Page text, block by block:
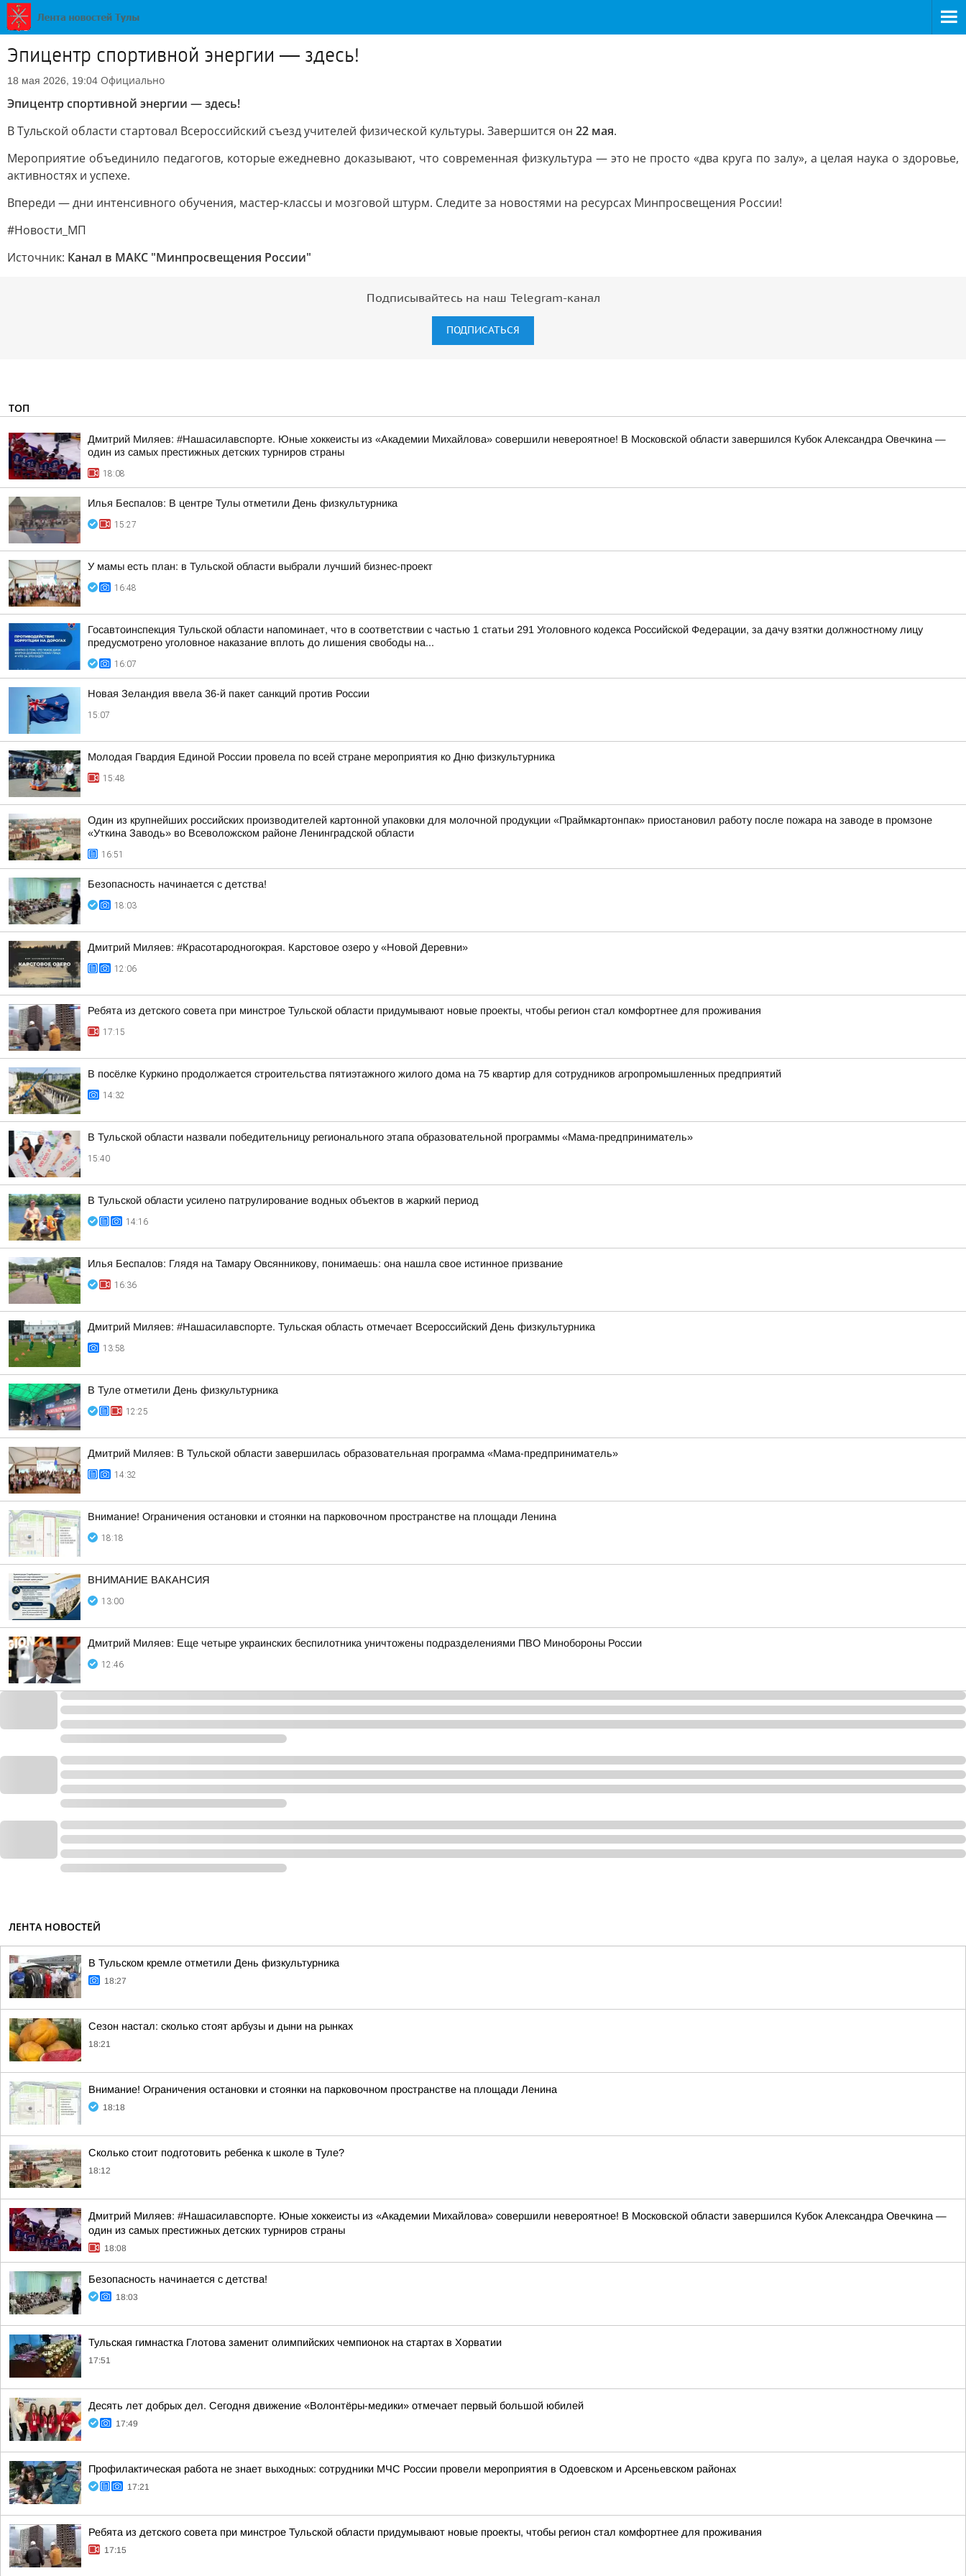
Эпицентр спортивной энергии — здесь!
18 мая 2026, 19:04 Официально
Эпицентр спортивной энергии — здесь!
В Тульской области стартовал Всероссийский съезд учителей физической культуры. Завершится он 22 мая.
Мероприятие объединило педагогов, которые ежедневно доказывают, что современная физкультура — это не просто «два круга по залу», а целая наука о здоровье,
активностях и успехе.
Впереди — дни интенсивного обучения, мастер-классы и мозговой штурм. Следите за новостями на ресурсах Минпросвещения России!
#Новости_МП
Источник: Канал в МАКС "Минпросвещения России"
Подписывайтесь на наш Telegram-канал
ПОДПИСАТЬСЯ
ТОП
Дмитрий Миляев: #Нашасилавспорте. Юные хоккеисты из «Академии Михайлова» совершили невероятное! В Московской области завершился Кубок Александра Овечкина —
один из самых престижных детских турниров страны
18:08
Илья Беспалов: В центре Тулы отметили День физкультурника
15:27
У мамы есть план: в Тульской области выбрали лучший бизнес-проект
16:48
Госавтоинспекция Тульской области напоминает, что в соответствии с частью 1 статьи 291 Уголовного кодекса Российской Федерации, за дачу взятки должностному лицу
предусмотрено уголовное наказание вплоть до лишения свободы на...
16:07
Новая Зеландия ввела 36-й пакет санкций против России
15:07
Молодая Гвардия Единой России провела по всей стране мероприятия ко Дню физкультурника
15:48
Один из крупнейших российских производителей картонной упаковки для молочной продукции «Праймкартонпак» приостановил работу после пожара на заводе в промзоне
«Уткина Заводь» во Всеволожском районе Ленинградской области
16:51
Безопасность начинается с детства!
18:03
Дмитрий Миляев: #Красотародногокрая. Карстовое озеро у «Новой Деревни»
12:06
Ребята из детского совета при минстрое Тульской области придумывают новые проекты, чтобы регион стал комфортнее для проживания
17:15
В посёлке Куркино продолжается строительства пятиэтажного жилого дома на 75 квартир для сотрудников агропромышленных предприятий
14:32
В Тульской области назвали победительницу регионального этапа образовательной программы «Мама-предприниматель»
15:40
В Тульской области усилено патрулирование водных объектов в жаркий период
14:16
Илья Беспалов: Глядя на Тамару Овсянникову, понимаешь: она нашла свое истинное призвание
16:36
Дмитрий Миляев: #Нашасилавспорте. Тульская область отмечает Всероссийский День физкультурника
13:58
В Туле отметили День физкультурника
12:25
Дмитрий Миляев: В Тульской области завершилась образовательная программа «Мама-предприниматель»
14:32
Внимание! Ограничения остановки и стоянки на парковочном пространстве на площади Ленина
18:18
ВНИМАНИЕ ВАКАНСИЯ
13:00
Дмитрий Миляев: Еще четыре украинских беспилотника уничтожены подразделениями ПВО Минобороны России
12:46
ЛЕНТА НОВОСТЕЙ
В Тульском кремле отметили День физкультурника
18:27
Сезон настал: сколько стоят арбузы и дыни на рынках
18:21
Внимание! Ограничения остановки и стоянки на парковочном пространстве на площади Ленина
18:18
Сколько стоит подготовить ребенка к школе в Туле?
18:12
Дмитрий Миляев: #Нашасилавспорте. Юные хоккеисты из «Академии Михайлова» совершили невероятное! В Московской области завершился Кубок Александра Овечкина —
один из самых престижных детских турниров страны
18:08
Безопасность начинается с детства!
18:03
Тульская гимнастка Глотова заменит олимпийских чемпионок на стартах в Хорватии
17:51
Десять лет добрых дел. Сегодня движение «Волонтёры-медики» отмечает первый большой юбилей
17:49
Профилактическая работа не знает выходных: сотрудники МЧС России провели мероприятия в Одоевском и Арсеньевском районах
17:21
Ребята из детского совета при минстрое Тульской области придумывают новые проекты, чтобы регион стал комфортнее для проживания
17:15